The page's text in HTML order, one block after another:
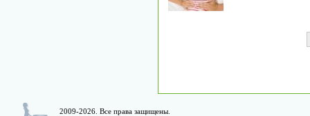
2009-2026. Все права защищены.